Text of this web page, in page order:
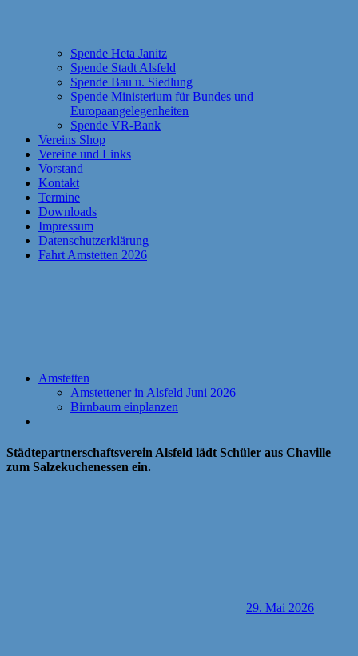
Spende Heta Janitz
Spende Stadt Alsfeld
Spende Bau u. Siedlung
Spende Ministerium für Bundes und
Europaangelegenheiten
Spende VR-Bank
Vereins Shop
Vereine und Links
Vorstand
Kontakt
Termine
Downloads
Impressum
Datenschutzerklärung
Fahrt Amstetten 2026
Amstetten
Amstettener in Alsfeld Juni 2026
Birnbaum einplanzen
Städtepartnerschaftsverein Alsfeld lädt Schüler aus Chaville
zum Salzekuchenessen ein.
29. Mai 2026